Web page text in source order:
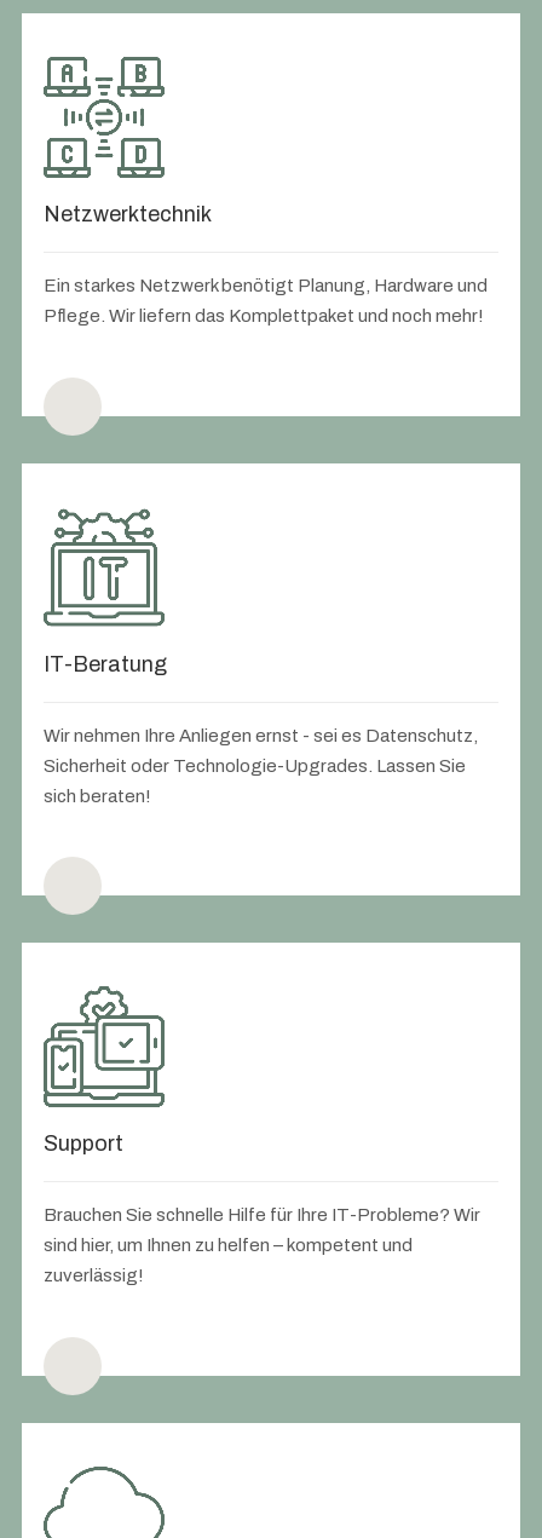
Netzwerktechnik
Ein starkes Netzwerk benötigt Planung, Hardware und
Pflege. Wir liefern das Komplettpaket und noch mehr!
IT-Beratung
Wir nehmen Ihre Anliegen ernst - sei es Datenschutz,
Sicherheit oder Technologie-Upgrades. Lassen Sie
sich beraten!
Support
Brauchen Sie schnelle Hilfe für Ihre IT-Probleme? Wir
sind hier, um Ihnen zu helfen – kompetent und
zuverlässig!